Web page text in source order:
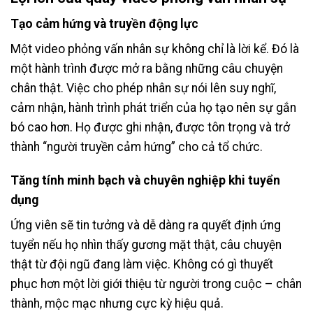
Tạo cảm hứng và truyền động lực
Một video phỏng vấn nhân sự không chỉ là lời kể. Đó là
một hành trình được mở ra bằng những câu chuyện
chân thật. Việc cho phép nhân sự nói lên suy nghĩ,
cảm nhận, hành trình phát triển của họ tạo nên sự gắn
bó cao hơn. Họ được ghi nhận, được tôn trọng và trở
thành “người truyền cảm hứng” cho cả tổ chức.
Tăng tính minh bạch và chuyên nghiệp khi tuyển
dụng
Ứng viên sẽ tin tưởng và dễ dàng ra quyết định ứng
tuyển nếu họ nhìn thấy gương mặt thật, câu chuyện
thật từ đội ngũ đang làm việc. Không có gì thuyết
phục hơn một lời giới thiệu từ người trong cuộc – chân
thành, mộc mạc nhưng cực kỳ hiệu quả.